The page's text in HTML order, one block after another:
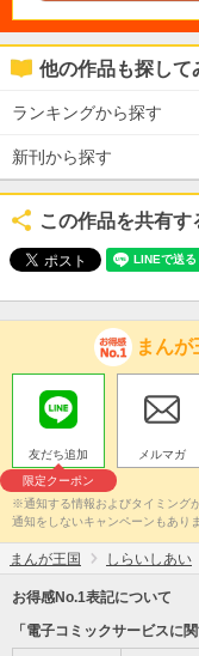
他の作品も探して
ランキングから探す
新刊から探す
この作品を共有す
まん
友だち追加
限定クーポン
メルマガ
※通知する情報およびタイミング
通知をしないキャンペーンもあり
まんが王国 しらいしあい
お得感No.1表記について
「電子コミックサービスに